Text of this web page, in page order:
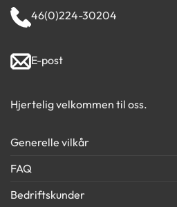
46(0)224-30204
E-post
Hjertelig velkommen til oss.
Generelle vilkår
FAQ
Bedriftskunder